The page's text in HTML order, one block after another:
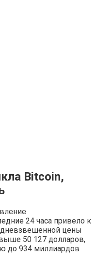
Bitcoin,
24 часа привело к
цены
50 127 долларов,
до 934 миллиардов